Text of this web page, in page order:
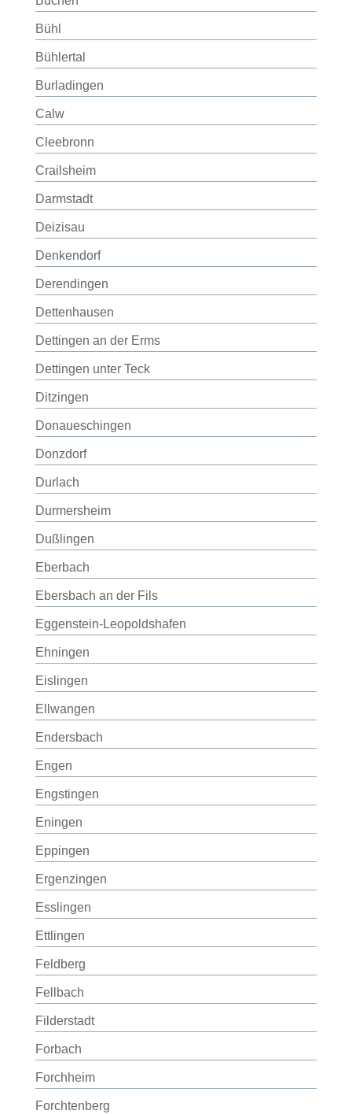
Bühl
Bühlertal
Burladingen
Calw
Cleebronn
Crailsheim
Darmstadt
Deizisau
Denkendorf
Derendingen
Dettenhausen
Dettingen an der Erms
Dettingen unter Teck
Ditzingen
Donaueschingen
Donzdorf
Durlach
Durmersheim
Dußlingen
Eberbach
Ebersbach an der Fils
Eggenstein-Leopoldshafen
Ehningen
Eislingen
Ellwangen
Endersbach
Engen
Engstingen
Eningen
Eppingen
Ergenzingen
Esslingen
Ettlingen
Feldberg
Fellbach
Filderstadt
Forbach
Forchheim
Forchtenberg